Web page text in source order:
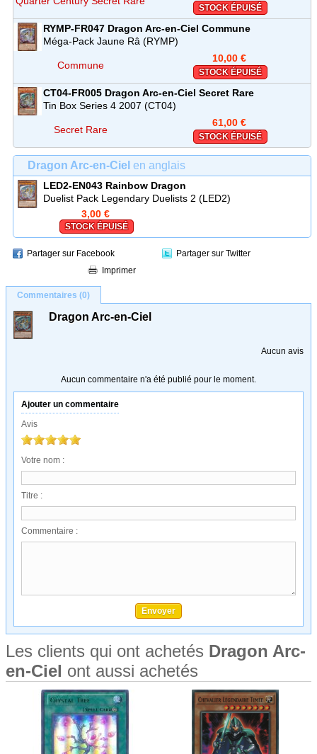
STOCK ÉPUISÉ
RYMP-FR047 Dragon Arc-en-Ciel Commune
Méga-Pack Jaune Râ (RYMP)
Commune
10,00 €
STOCK ÉPUISÉ
CT04-FR005 Dragon Arc-en-Ciel Secret Rare
Tin Box Series 4 2007 (CT04)
Secret Rare
61,00 €
STOCK ÉPUISÉ
Dragon Arc-en-Ciel en anglais
LED2-EN043 Rainbow Dragon
Duelist Pack Legendary Duelists 2 (LED2)
3,00 €
STOCK ÉPUISÉ
Partager sur Facebook
Partager sur Twitter
Imprimer
Commentaires (0)
Dragon Arc-en-Ciel
Aucun avis
Aucun commentaire n'a été publié pour le moment.
Ajouter un commentaire
Avis
Votre nom :
Titre :
Commentaire :
Les clients qui ont achetés Dragon Arc-
en-Ciel ont aussi achetés